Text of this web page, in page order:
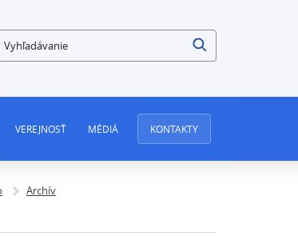
Vyhľadávanie
VEREJNOSŤ MÉDIÁ KONTAKTY
Archív